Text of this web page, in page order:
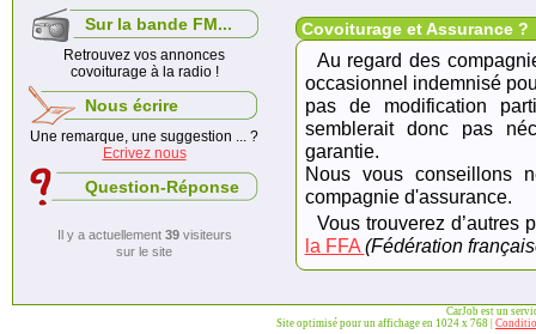
Sur la bande FM...
Retrouvez vos annonces
covoiturage à la radio !
Nous écrire
Une remarque, une suggestion ... ?
Ecrivez nous
Question-Réponse
Il y a actuellement 39visiteurs
sur le site
Covoiturage et Assurance ?
Au regard des
occasionnel indemnisé
pas de modification
semblerait donc pas
garantie.
Nous vous conseillons
compagnie d'assurance.
Vous trouverez d’autres
la FFA (Fédération
CarJob est un
Site optimisé pour un affichage en 1024 x 768 |